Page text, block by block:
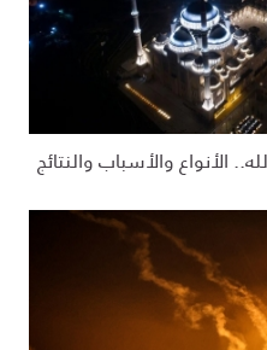
الأنواع والأسباب والنتائج